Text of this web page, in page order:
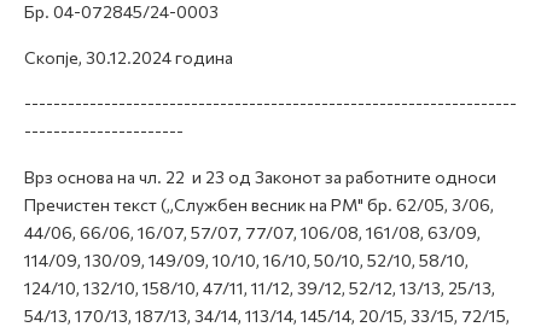
Бр. 04-072845/24-0003
Скопје, 30.12.2024 година
--------------------------------------------------------------------
----------------------
Врз основа на чл. 22 и 23 од Законот за работните односи
Пречистен текст („Службен весник на РМ" бр. 62/05, 3/06,
44/06, 66/06, 16/07, 57/07, 77/07, 106/08, 161/08, 63/09,
114/09, 130/09, 149/09, 10/10, 16/10, 50/10, 52/10, 58/10,
124/10, 132/10, 158/10, 47/11, 11/12, 39/12, 52/12, 13/13, 25/13,
54/13, 170/13, 187/13, 34/14, 113/14, 145/14, 20/15, 33/15, 72/15,